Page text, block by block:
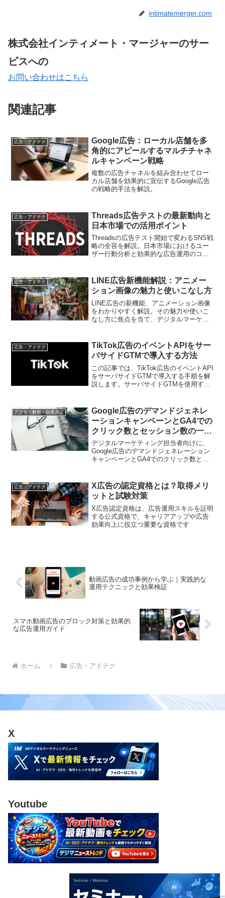
intimatemerger.com
株式会社インティメート・マージャーのサー
ビスへの
お問い合わせはこちら
関連記事
広告・アドテク
Google広告：ローカル店舗を多
角的にアピールするマルチチャネ
ルキャンペーン戦略
複数の広告チャネルを組み合わせてロー
カル店舗を効果的に宣伝するGoogle広告
の戦略的手法を解説。
広告・アドテク
Threads広告テストの最新動向と
日本市場での活用ポイント
Threadsの広告テスト開始で変わるSNS戦
略の全容を解説。日本市場におけるユー
ザー行動分析と効果的な広告運用のコツ
き最新トレンドがここに
広告・アドテク
LINE広告新機能解説：アニメー
ション画像の魅力と使いこなし方
LINE広告の新機能、アニメーション画像
をわかりやすく解説。その魅力や使いこ
なし方に焦点を当て、デジタルマーケテ
す。
広告・アドテク
TikTok広告のイベントAPIをサー
バサイドGTMで導入する方法
この記事では、TikTok広告のイベントAPI
をサーバサイドGTMで導入する手順を解
説します。サーバサイドGTMを使用する
アクセス解析・効果測定
Google広告のデマンドジェネレ
ーションキャンペーンとGA4での
クリック数とセッション数の一致
しない問題の解決方法
デジタルマーケティング担当者向けに、
Google広告のデマンドジェネレーション
キャンペーンとGA4でのクリック数とセ
広告・アドテク
X広告の認定資格とは？取得メリ
ットと試験対策
X広告認定資格は、広告運用スキルを証明
する公式資格で、キャリアアップや広告
効果向上に役立つ重要な資格です
動画広告の成功事例から学ぶ｜実践的な
運用テクニックと効果検証
スマホ動画広告のブロック対策と効果的
な広告運用ガイド
ホーム 広告・アドテク
X
Youtube